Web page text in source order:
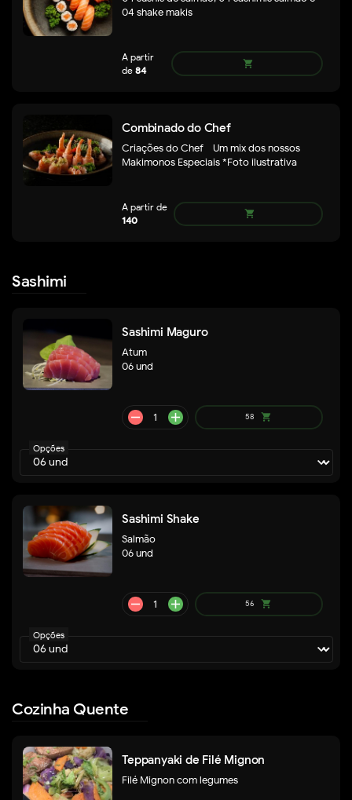
A partir
143
shopping_cart
04 shake makis
de84
Combinado do Chef
Criações do Chef - Um mix dos nossos
Makimonos Especiais *Foto ilustrativa
A partir de
140
Sashimi
Sashimi Maguro
Atum
06 und
Opções
Sashimi Shake
Salmão
06 und
Opções
Cozinha Quente
Teppanyaki de Filé Mignon
Filé Mignon com legumes